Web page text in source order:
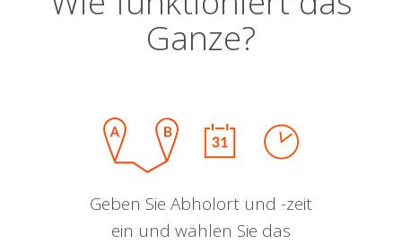
Ganze?
Geben Sie Abholort und -zeit
ein und wählen Sie das